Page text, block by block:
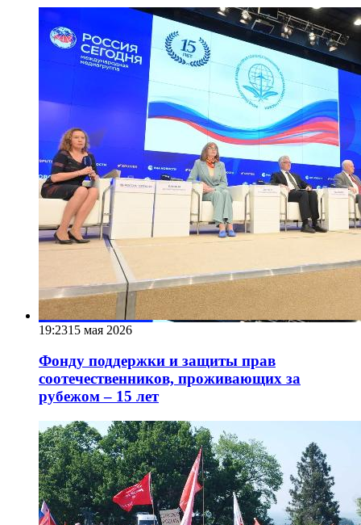
19:2315 мая 2026
Фонду поддержки и защиты прав
соотечественников, проживающих за
рубежом – 15 лет